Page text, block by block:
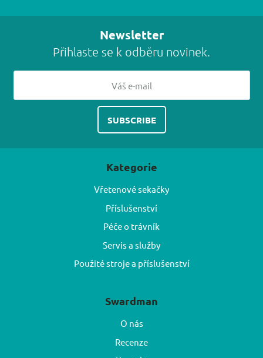
Newsletter
Přihlaste se k odběru novinek.
Kategorie
Vřetenové sekačky
Příslušenství
Péče o trávník
Servis a služby
Použité stroje a příslušenství
Swardman
O nás
Recenze